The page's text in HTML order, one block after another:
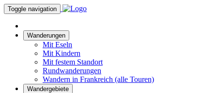
Toggle navigation
Wanderungen
Mit Eseln
Mit Kindern
Mit festem Standort
Rundwanderungen
Wandern in Frankreich (alle Touren)
Wandergebiete